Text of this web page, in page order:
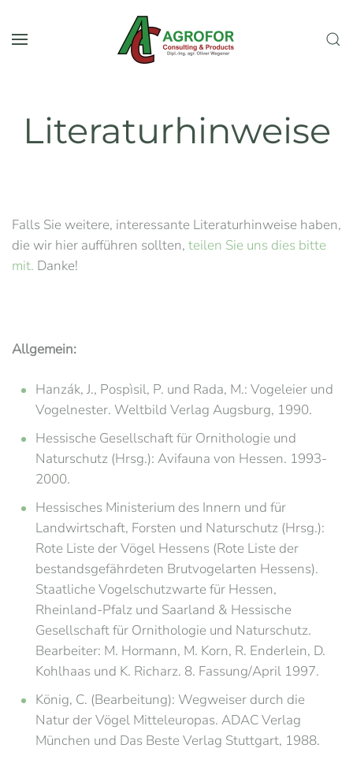
Zum Hauptinhalt springen
Literaturhinweise
Falls Sie weitere, interessante Literaturhinweise haben,
die wir hier aufführen sollten, teilen Sie uns dies bitte
mit. Danke!
Allgemein:
Hanzák, J., Pospìsil, P. und Rada, M.: Vogeleier und
Vogelnester. Weltbild Verlag Augsburg, 1990.
Hessische Gesellschaft für Ornithologie und
Naturschutz (Hrsg.): Avifauna von Hessen. 1993-
2000.
Hessisches Ministerium des Innern und für
Landwirtschaft, Forsten und Naturschutz (Hrsg.):
Rote Liste der Vögel Hessens (Rote Liste der
bestandsgefährdeten Brutvogelarten Hessens).
Staatliche Vogelschutzwarte für Hessen,
Rheinland-Pfalz und Saarland & Hessische
Gesellschaft für Ornithologie und Naturschutz.
Bearbeiter: M. Hormann, M. Korn, R. Enderlein, D.
Kohlhaas und K. Richarz. 8. Fassung/April 1997.
König, C. (Bearbeitung): Wegweiser durch die
Natur der Vögel Mitteleuropas. ADAC Verlag
München und Das Beste Verlag Stuttgart, 1988.